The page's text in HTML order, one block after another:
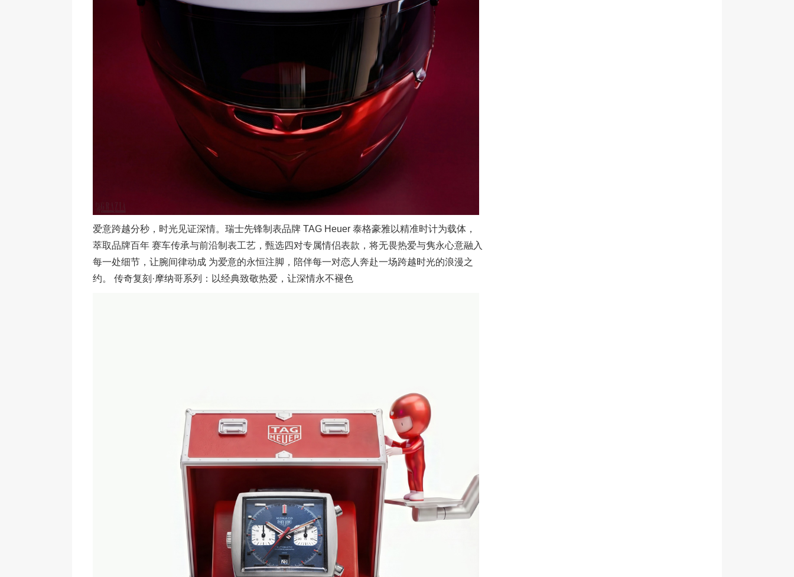
爱意跨越分秒，时光见证深情。瑞士先锋制表品牌 TAG Heuer 泰格豪雅以精准时计为载体，
萃取品牌百年 赛车传承与前沿制表工艺，甄选四对专属情侣表款，将无畏热爱与隽永心意融入
每一处细节，让腕间律动成 为爱意的永恒注脚，陪伴每一对恋人奔赴一场跨越时光的浪漫之
约。 传奇复刻·摩纳哥系列：以经典致敬热爱，让深情永不褪色